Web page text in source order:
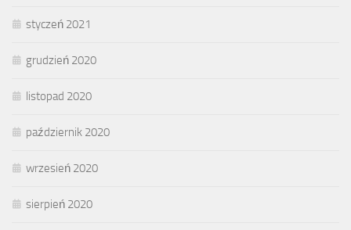
styczeń 2021
grudzień 2020
listopad 2020
październik 2020
wrzesień 2020
sierpień 2020